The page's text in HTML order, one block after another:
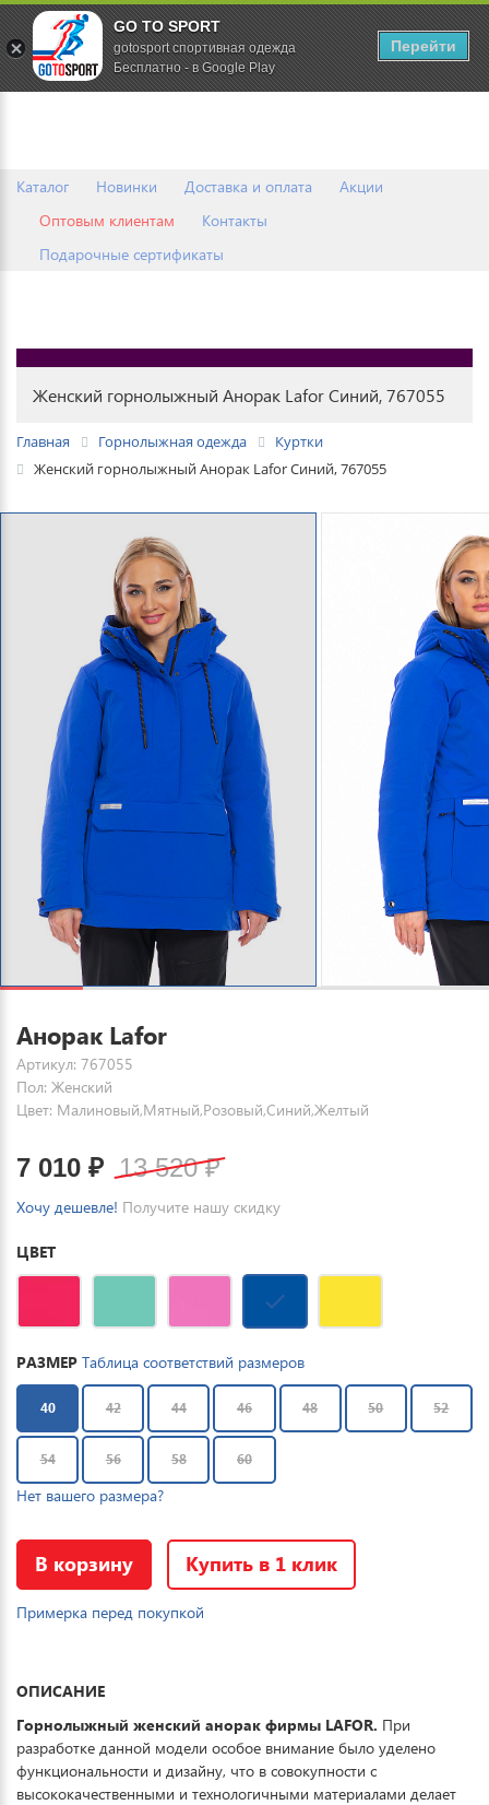
Каталог Новинки Доставка и оплата
Акции
Оптовым клиентам
Контакты
Подарочные сертификаты
0
Женский горнолыжный Анорак Lafor Синий, 767055
Главная Горнолыжная одежда
Куртки
Женский горнолыжный Анорак Lafor Синий, 767055
Анорак Lafor
Артикул: 767055
Пол: Женский
Цвет: Малиновый,Мятный,Розовый,Синий,Желтый
7 010 ₽ 13 520₽
Хочу дешевле! Получите нашу скидку
ЦВЕТ
РАЗМЕР Таблица соответствий размеров
40 42 44 46 48 50 52
54 56 58 60
Нет вашего размера?
В корзину Купить в 1 клик
Примерка перед покупкой
ОПИСАНИЕ
Горнолыжный женский анорак фирмы LAFOR. При
разработке данной модели особое внимание было уделено
функциональности и дизайну, что в совокупности с
высококачественными и технологичными материалами делает
GO TO SPORT
gotosport спортивная одежда
Бесплатно - в Google Play
Перейти